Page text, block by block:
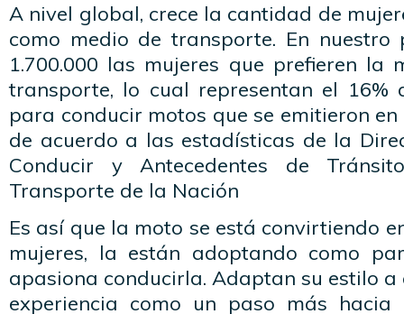
A nivel global, crece la cantidad de
como medio de transporte. En
1.700.000 las mujeres que prefieren la
transporte, lo cual representan el 16%
para conducir motos que se emitieron
de acuerdo a las estadísticas de la
Conducir y Antecedentes de
Transporte de la Nación
Es así que la moto se está convirtiendo
mujeres, la están adoptando como
apasiona conducirla. Adaptan su estilo a
experiencia como un paso más